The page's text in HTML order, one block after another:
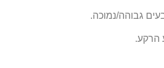
גבוהה/נמוכה.
הרקע.